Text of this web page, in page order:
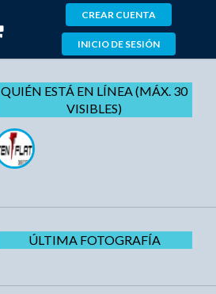
CREAR CUENTA
INICIO DE SESIÓN
QUIÉN ESTÁ EN LÍNEA (MÁX. 30
VISIBLES)
ÚLTIMA FOTOGRAFÍA